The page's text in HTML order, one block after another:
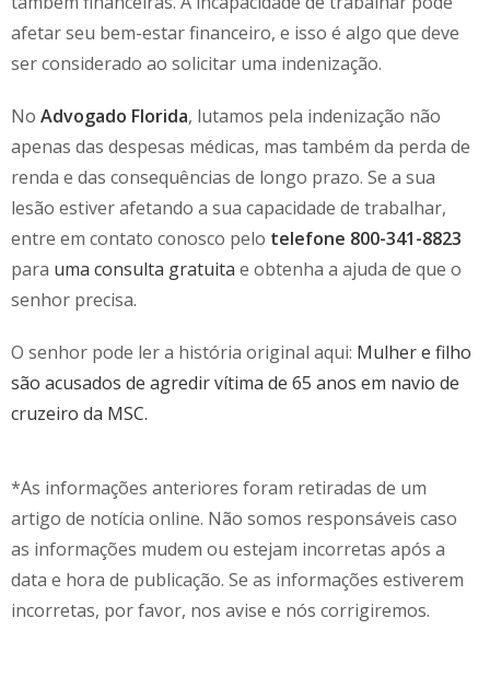
afetar seu bem-estar financeiro, e isso é algo que deve
ser considerado ao solicitar uma indenização.
No Advogado Florida, lutamos pela indenização não
apenas das despesas médicas, mas também da perda de
renda e das consequências de longo prazo. Se a sua
lesão estiver afetando a sua capacidade de trabalhar,
entre em contato conosco pelo telefone 800-341-8823
para uma consulta gratuita e obtenha a ajuda de que o
senhor precisa.
O senhor pode ler a história original aqui: Mulher e filho
são acusados de agredir vítima de 65 anos em navio de
cruzeiro da MSC.
*As informações anteriores foram retiradas de um
artigo de notícia online. Não somos responsáveis caso
as informações mudem ou estejam incorretas após a
data e hora de publicação. Se as informações estiverem
incorretas, por favor, nos avise e nós corrigiremos.